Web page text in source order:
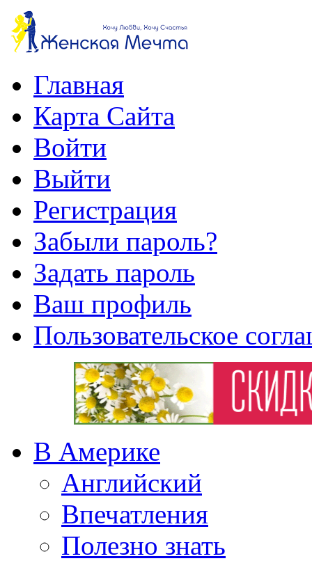
Главная
Карта Сайта
Войти
Выйти
Регистрация
Забыли пароль?
Задать пароль
Ваш профиль
Пользовательское
В Америке
Английский
Впечатления
Полезно знать